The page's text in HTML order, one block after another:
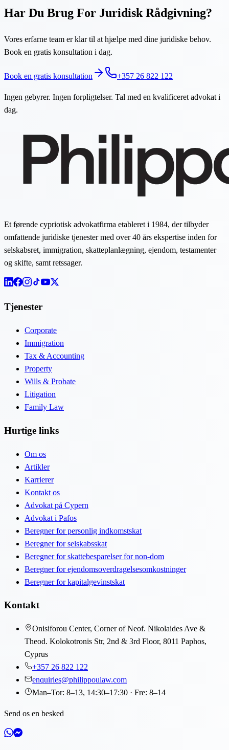
Har Du Brug For Juridisk Rådgivning?
Vores erfarne team er klar til at hjælpe med dine juridiske behov.
Book en gratis konsultation i dag.
Book en gratis konsultation +357 26 822 122
Ingen gebyrer. Ingen forpligtelser. Tal med en kvalificeret advokat i
dag.
Et førende cypriotisk advokatfirma etableret i 1984, der tilbyder
omfattende juridiske tjenester med over 40 års ekspertise inden for
selskabsret, immigration, skatteplanlægning, ejendom, testamenter
og skifte, samt retssager.
Tjenester
Corporate
Immigration
Tax & Accounting
Property
Wills & Probate
Litigation
Family Law
Hurtige links
Om os
Artikler
Karrierer
Kontakt os
Advokat på Cypern
Advokat i Pafos
Beregner for personlig indkomstskat
Beregner for selskabsskat
Beregner for skattebesparelser for non-dom
Beregner for ejendomsoverdragelsesomkostninger
Beregner for kapitalgevinstskat
Kontakt
Onisiforou Center, Corner of Neof. Nikolaides Ave &
Theod. Kolokotronis Str, 2nd & 3rd Floor, 8011 Paphos,
Cyprus
+357 26 822 122
enquiries@philippoulaw.com
Man–Tor: 8–13, 14:30–17:30 · Fre: 8–14
Send os en besked